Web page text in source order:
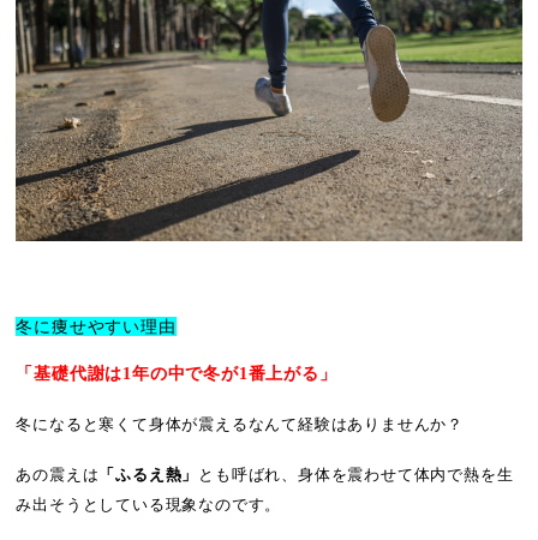
冬に痩せやすい理由
「基礎代謝は1年の中で冬が1番上がる」
冬になると寒くて身体が震えるなんて経験はありませんか？
あの震えは 「ふるえ熱」
とも呼ばれ、身体を震わせて体内で熱を生
み出そうとしている現象なのです。